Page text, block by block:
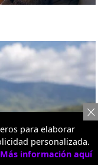
para elaborar
personalizada.
Más información aquí